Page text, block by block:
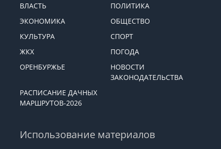
ВЛАСТЬ
ПОЛИТИКА
ЭКОНОМИКА
ОБЩЕСТВО
КУЛЬТУРА
СПОРТ
ЖКХ
ПОГОДА
ОРЕНБУРЖЬЕ
НОВОСТИ
ЗАКОНОДАТЕЛЬСТВА
РАСПИСАНИЕ ДАЧНЫХ
МАРШРУТОВ-2026
Использование материалов